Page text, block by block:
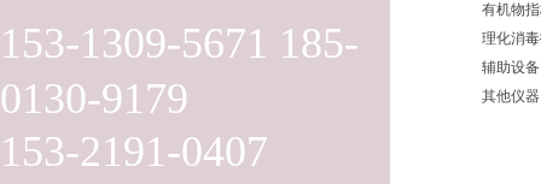
153-1309-5671 185-
0130-9179
153-2191-0407
有机物
理化消
辅助设备
其他仪器